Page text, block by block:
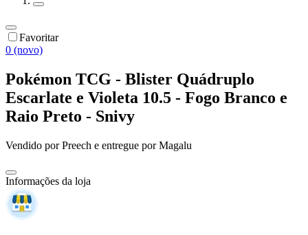
Favoritar
0 (novo)
Pokémon TCG - Blister Quádruplo
Escarlate e Violeta 10.5 - Fogo Branco e
Raio Preto - Snivy
Vendido porPreech e entregue por Magalu
Informações da loja